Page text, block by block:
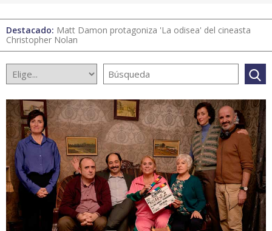
Destacado: Matt Damon protagoniza 'La odisea' del cineasta
Christopher Nolan